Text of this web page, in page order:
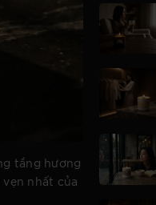
tầng hương
nhất của